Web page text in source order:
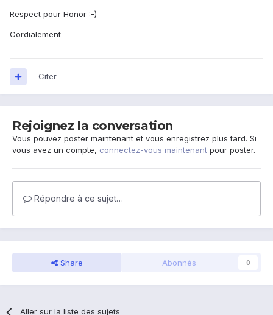
Respect pour Honor :-)
Cordialement
Citer
Rejoignez la conversation
Vous pouvez poster maintenant et vous enregistrez plus tard. Si
vous avez un compte, connectez-vous maintenant pour poster.
Répondre à ce sujet…
Share Abonnés 0
Aller sur la liste des sujets